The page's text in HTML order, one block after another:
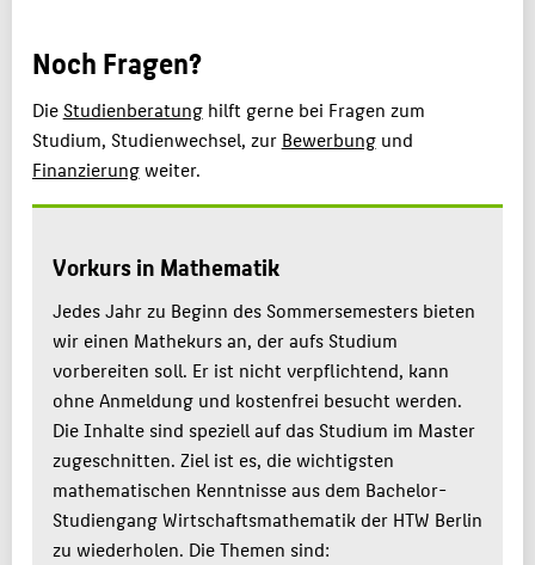
Noch Fragen?
DieStudienberatunghilft gerne bei Fragen zum
Studium, Studienwechsel, zur Bewerbungund
Finanzierungweiter.
Vorkurs in Mathematik
Jedes Jahr zu Beginn des Sommersemesters bieten
wir einen Mathekurs an, der aufs Studium
vorbereiten soll. Er ist nicht verpflichtend, kann
ohne Anmeldung und kostenfrei besucht werden.
Die Inhalte sind speziell auf das Studium im Master
zugeschnitten. Ziel ist es, die wichtigsten
mathematischen Kenntnisse aus dem Bachelor-
Studiengang Wirtschaftsmathematik der HTW Berlin
zu wiederholen. Die Themen sind: